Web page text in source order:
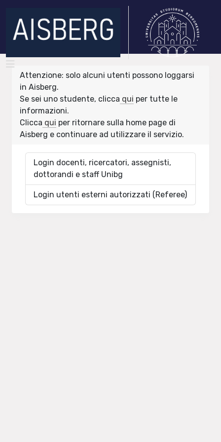
Attenzione: solo alcuni utenti possono loggarsi
in Aisberg.
Se sei uno studente, clicca qui per tutte le
informazioni.
Clicca qui per ritornare sulla home page di
Aisberg e continuare ad utilizzare il servizio.
Login docenti, ricercatori, assegnisti,
dottorandi e staff Unibg
Login utenti esterni autorizzati (Referee)